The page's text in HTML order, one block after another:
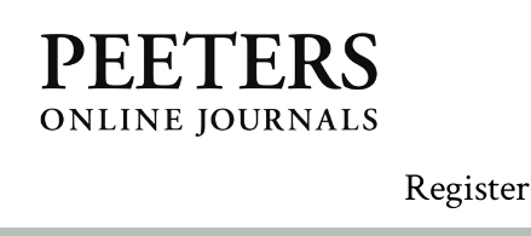
Register